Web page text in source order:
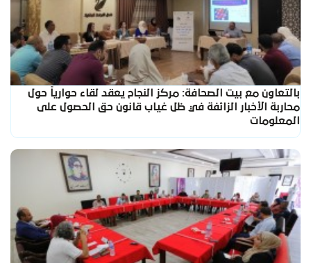
بالتعاون مع بيت الصحافة: مركز النجاح يعقد لقاء حوارياً حول
محاربة الأخبار الزائفة في ظل غياب قانون حق الحصول على
المعلومات